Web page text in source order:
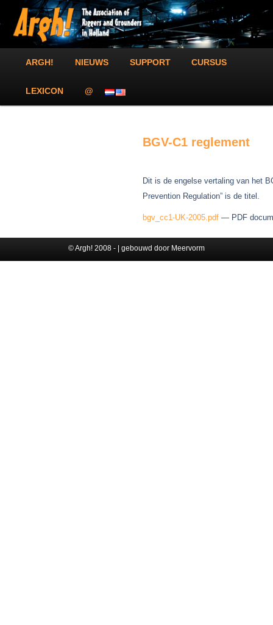
de
primaire
Argh!
The Association of Riggers and Grounders in Holland!
ARGH! NIEUWS SUPPORT CURSUS
LEXICON @
BGV-C1 reglement
Dit is de engelse vertaling van het
Prevention Regulation” is de titel.
bgv_cc1-UK-2005.pdf — PDF